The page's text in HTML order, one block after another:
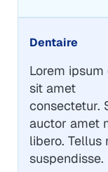
Dentaire
Lorem ipsum
sit amet
consectetur.
auctor amet
libero. Tellus
suspendisse.